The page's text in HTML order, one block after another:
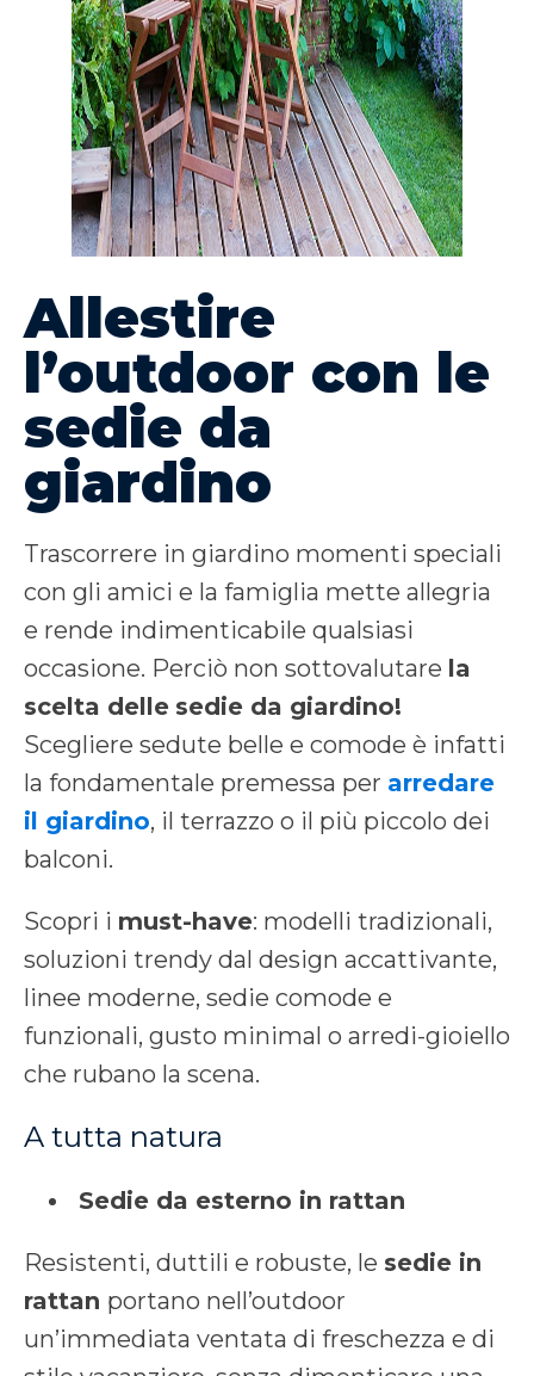
Allestire
l’outdoor con le
sedie da
giardino
Trascorrere in giardino momenti speciali
con gli amici e la famiglia mette allegria
e rende indimenticabile qualsiasi
occasione. Perciò non sottovalutare la
scelta delle sedie da giardino!
Scegliere sedute belle e comode è infatti
la fondamentale premessa per arredare
il giardino, il terrazzo o il più piccolo dei
balconi.
Scopri i must-have: modelli tradizionali,
soluzioni trendy dal design accattivante,
linee moderne, sedie comode e
funzionali, gusto minimal o arredi-gioiello
che rubano la scena.
A tutta natura
Sedie da esterno in rattan
Resistenti, duttili e robuste, le sedie in
rattan portano nell’outdoor
un’immediata ventata di freschezza e di